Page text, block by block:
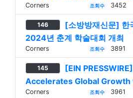
Corners 조회수 3452
146
[소방방재신문] 한
2024년 춘계 학술대회 개최
Corners 조회수 3891
145
[EIN
Accelerates Global
Corners 조회수 3961